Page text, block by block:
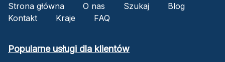
Strona główna O nas Szukaj
Blog
Kontakt
Kraje FAQ
Popularne usługi dla klientów